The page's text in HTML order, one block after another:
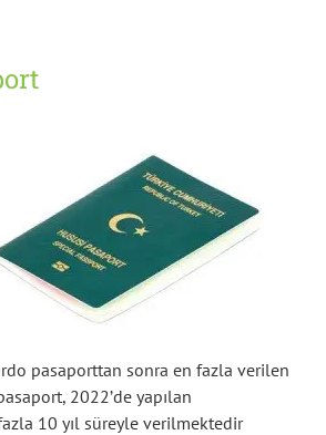
pasaporttan sonra en fazla verilen
2022’de yapılan
10 yıl süreyle verilmektedir